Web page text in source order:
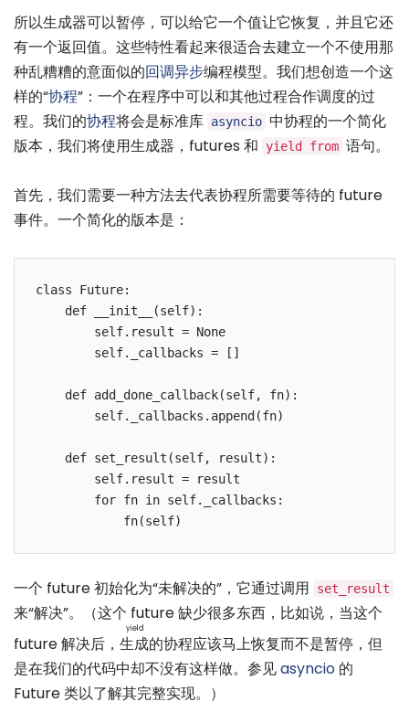
所以生成器可以暂停，可以给它一个值让它恢复，并且它还
有一个返回值。这些特性看起来很适合去建立一个不使用那
种乱糟糟的意面似的回调异步编程模型。我们想创造一个这
样的“协程”：一个在程序中可以和其他过程合作调度的过
程。我们的协程将会是标准库 asyncio 中协程的一个简化
版本，我们将使用生成器，futures 和
yield from 语句。
首先，我们需要一种方法去代表协程所需要等待的 future
事件。一个简化的版本是：
class Future:
    def __init__(self):
        self.result = None
        self._callbacks = []
    def add_done_callback(self, fn):
        self._callbacks.append(fn)
    def set_result(self, result):
        self.result = result
        for fn in self._callbacks:
一个 future 初始化为“未解决的”，它通过调用 set_result
来“解决”。（这个 future 缺少很多东西，比如说，当这个
future 解决后， 生成
yield
的协程应该马上恢复而不是暂停，但
是在我们的代码中却不没有这样做。参见asyncio 的
Future 类以了解其完整实现。）